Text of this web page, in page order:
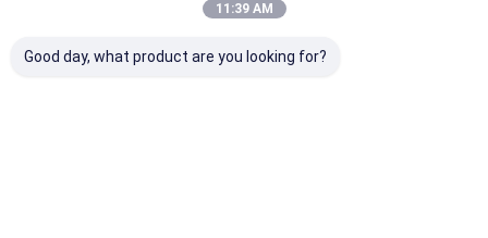
11:39 AM
Good day, what product are you looking for?